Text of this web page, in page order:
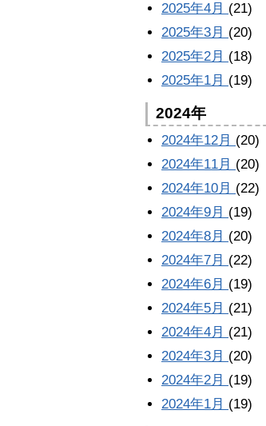
2025年4月 (21)
2025年3月 (20)
2025年2月 (18)
2025年1月 (19)
2024年
2024年12月 (20)
2024年11月 (20)
2024年10月 (22)
2024年9月 (19)
2024年8月 (20)
2024年7月 (22)
2024年6月 (19)
2024年5月 (21)
2024年4月 (21)
2024年3月 (20)
2024年2月 (19)
2024年1月 (19)